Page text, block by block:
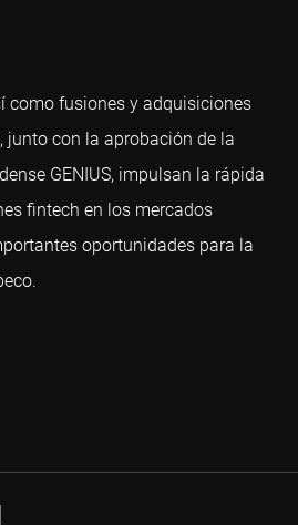
como fusiones y adquisiciones
junto con la aprobación de la
GENIUS, impulsan la rápida
fintech en los mercados
oportunidades para la